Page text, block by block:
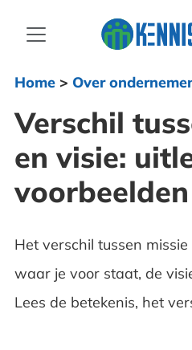
Home> Over
Verschil
en visie:
voorbeelden
Het verschil tussen missie
waar je voor staat, de
Lees de betekenis, het